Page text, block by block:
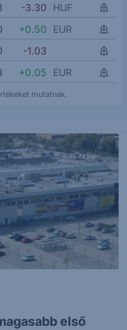
-3.30
HUF
+0.50
EUR
-1.03
+0.05 EUR
mutatnak.
első